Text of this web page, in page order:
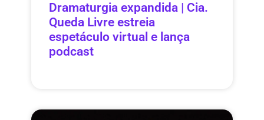
Dramaturgia expandida | Cia.
Queda Livre estreia
espetáculo virtual e lança
podcast